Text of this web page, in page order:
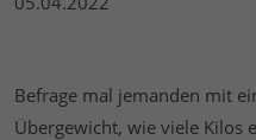
Befrage mal jemanden mit
Übergewicht, wie viele Kilos